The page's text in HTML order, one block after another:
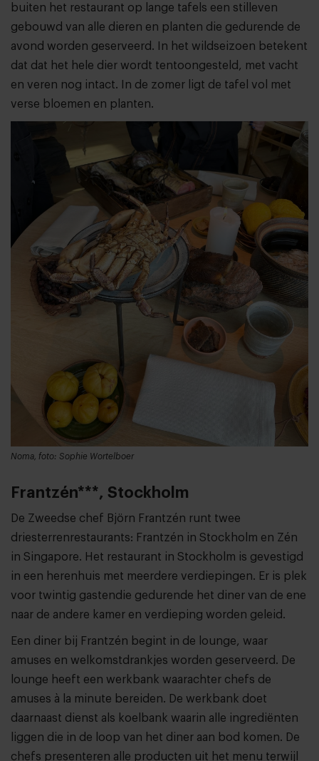
buiten het restaurant op lange tafels een stilleven
gebouwd van alle dieren en planten die gedurende de
avond worden geserveerd. In het wildseizoen betekent
dat dat het hele dier wordt tentoongesteld, met vacht
en veren nog intact. In de zomer ligt de tafel vol met
verse bloemen en planten.
Noma, foto: Sophie Wortelboer
Frantzén***, Stockholm
De Zweedse chef Björn Frantzén runt twee
driesterrenrestaurants: Frantzén in Stockholm en Zén
in Singapore. Het restaurant in Stockholm is gevestigd
in een herenhuis met meerdere verdiepingen. Er is plek
voor twintig gastendie gedurende het diner van de ene
naar de andere kamer en verdieping worden geleid.
Een diner bij Frantzén begint in de lounge, waar
amuses en welkomstdrankjes worden geserveerd. De
lounge heeft een werkbank waarachter chefs de
amuses à la minute bereiden. De werkbank doet
daarnaast dienst als koelbank waarin alle ingrediënten
liggen die in de loop van het diner aan bod komen. De
chefs presenteren alle producten uit het menu terwijl